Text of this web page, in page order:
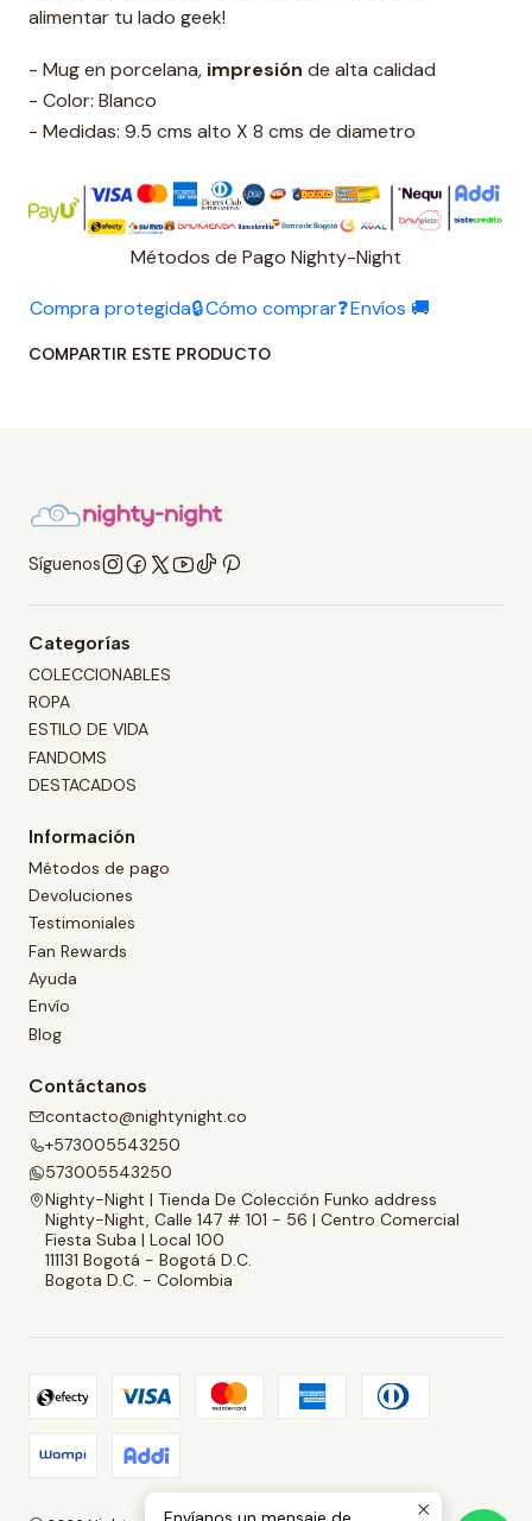
alimentar tu lado geek!
- Mug en porcelana, impresión de alta calidad
- Color: Blanco
- Medidas: 9.5 cms alto X 8 cms de diametro
Métodos de Pago Nighty-Night
Compra protegida🔒Cómo comprar❓Envíos 🚚
COMPARTIR ESTE PRODUCTO
Síguenos
Categorías
COLECCIONABLES
ROPA
ESTILO DE VIDA
FANDOMS
DESTACADOS
Información
Métodos de pago
Devoluciones
Testimoniales
Fan Rewards
Ayuda
Envío
Blog
Contáctanos
contacto@nightynight.co
+573005543250
573005543250
Nighty-Night | Tienda De Colección Funko address
Nighty-Night, Calle 147 # 101 - 56 | Centro Comercial
Fiesta Suba | Local 100
111131 Bogotá - Bogotá D.C.
Bogota D.C. - Colombia